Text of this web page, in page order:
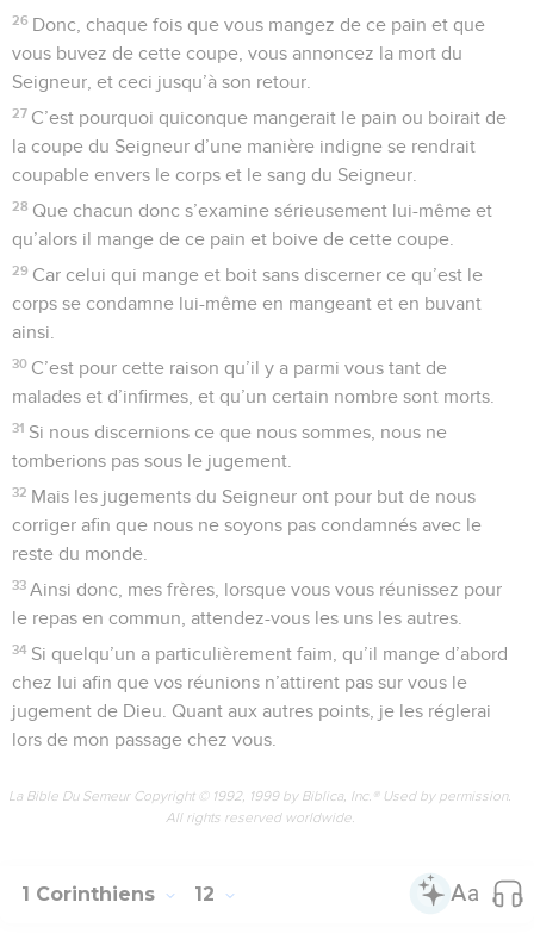
26 Donc, chaque fois que vous mangez de ce pain et que
vous buvez de cette coupe, vous annoncez la mort du
Seigneur, et ceci jusqu’à son retour.
27 C’est pourquoi quiconque mangerait le pain ou boirait de
la coupe du Seigneur d’une manière indigne se rendrait
coupable envers le corps et le sang du Seigneur.
28 Que chacun donc s’examine sérieusement lui-même et
qu’alors il mange de ce pain et boive de cette coupe.
29 Car celui qui mange et boit sans discerner ce qu’est le
corps se condamne lui-même en mangeant et en buvant
ainsi.
30 C’est pour cette raison qu’il y a parmi vous tant de
malades et d’infirmes, et qu’un certain nombre sont morts.
31 Si nous discernions ce que nous sommes, nous ne
tomberions pas sous le jugement.
32 Mais les jugements du Seigneur ont pour but de nous
corriger afin que nous ne soyons pas condamnés avec le
reste du monde.
33 Ainsi donc, mes frères, lorsque vous vous réunissez pour
le repas en commun, attendez-vous les uns les autres.
34 Si quelqu’un a particulièrement faim, qu’il mange d’abord
chez lui afin que vos réunions n’attirent pas sur vous le
jugement de Dieu. Quant aux autres points, je les réglerai
lors de mon passage chez vous.
La Bible Du Semeur Copyright © 1992, 1999 by Biblica, Inc.® Used by permission.
All rights reserved worldwide.
1 Corinthiens 12